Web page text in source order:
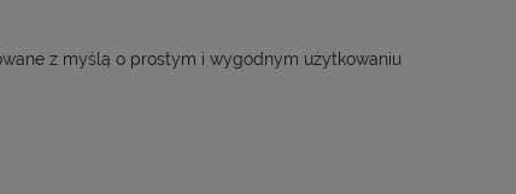
z myślą o prostym i wygodnym użytkowaniu